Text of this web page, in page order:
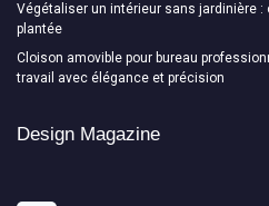
Végétaliser un intérieur sans jardinière
plantée
Cloison amovible pour bureau
travail avec élégance et précision
Design Magazine